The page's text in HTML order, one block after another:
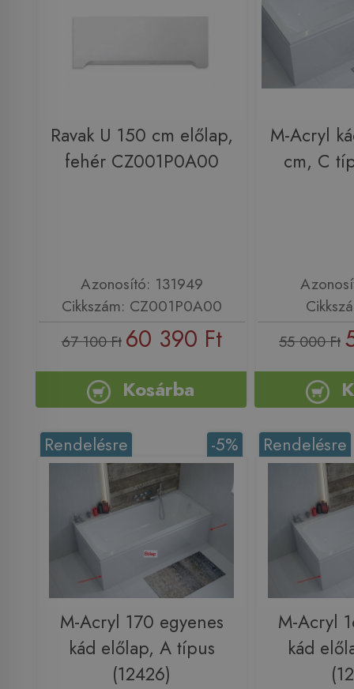
Ravak U 150 cm előlap,
fehér CZ001P0A00
Azonosító: 131949
Cikkszám: CZ001P0A00
67 100 Ft 60 390 Ft
Kosárba
M-Acryl
cm, C
55 000 Ft
-5%
Rendelésre
M-Acryl 170 egyenes
kád előlap, A típus
(12426)
Rendelésre
M-Acryl
kád